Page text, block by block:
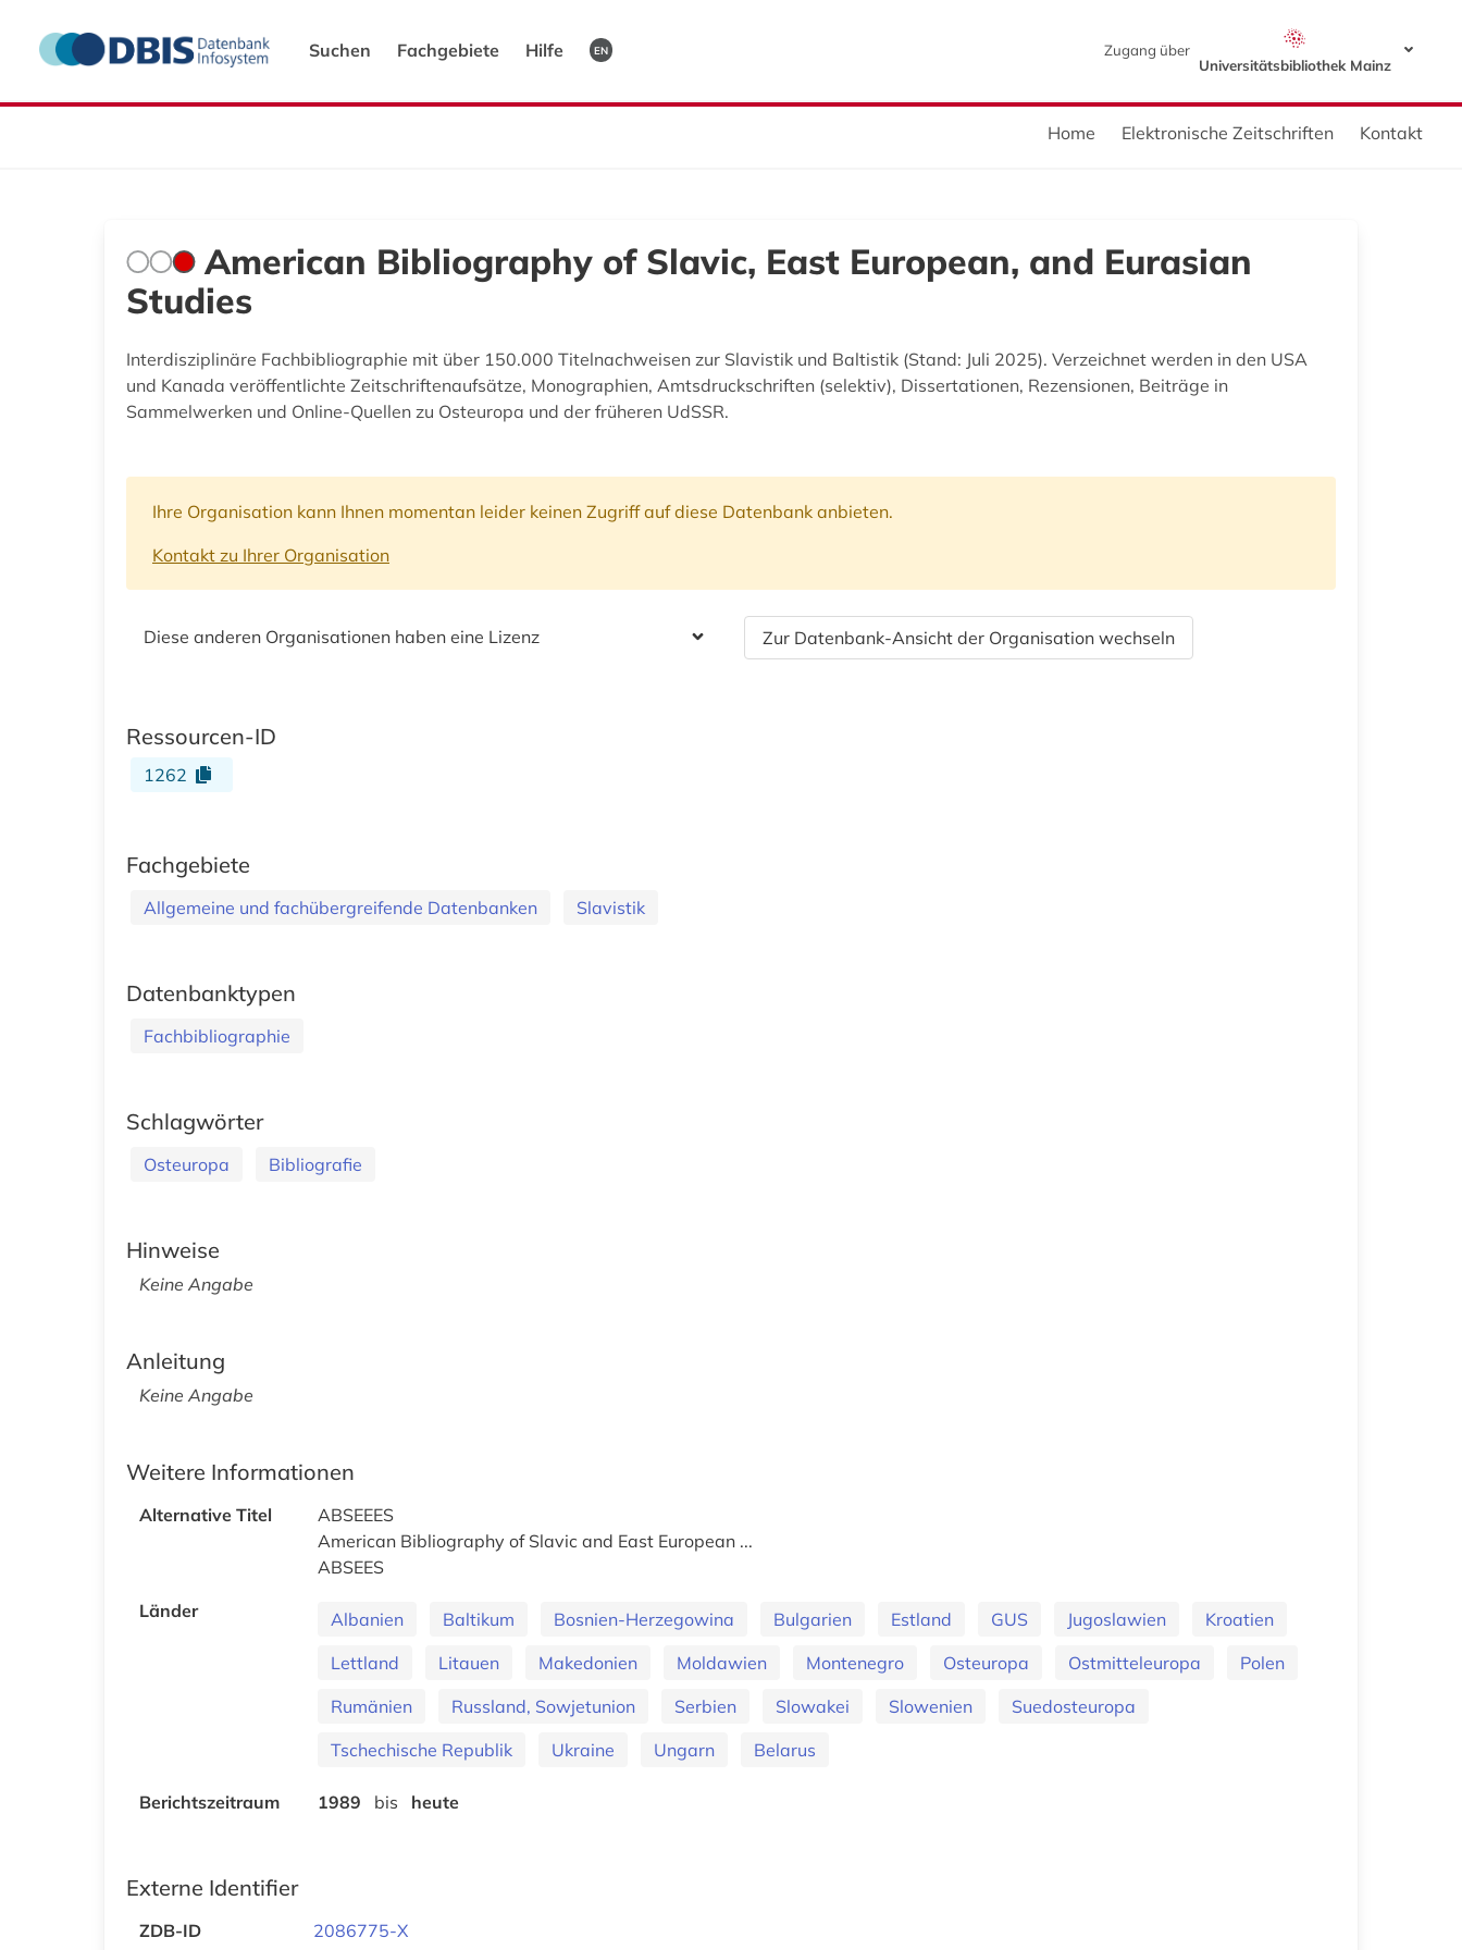
Suchen Fachgebiete Hilfe EN
Zugang über
Universitätsbibliothek Mainz
Home Elektronische Zeitschriften Kontakt
American Bibliography of Slavic, East European, and Eurasian
Studies
Interdisziplinäre Fachbibliographie mit über 150.000 Titelnachweisen zur Slavistik und Baltistik (Stand: Juli 2025). Verzeichnet werden in den USA
und Kanada veröffentlichte Zeitschriftenaufsätze, Monographien, Amtsdruckschriften (selektiv), Dissertationen, Rezensionen, Beiträge in
Sammelwerken und Online-Quellen zu Osteuropa und der früheren UdSSR.
Ihre Organisation kann Ihnen momentan leider keinen Zugriff auf diese Datenbank anbieten.
Kontakt zu Ihrer Organisation
Diese anderen Organisationen haben eine Lizenz Zur Datenbank-Ansicht der Organisation wechseln
Ressourcen-ID
1262
Fachgebiete
Allgemeine und fachübergreifende Datenbanken Slavistik
Datenbanktypen
Fachbibliographie
Schlagwörter
Osteuropa Bibliografie
Hinweise
Keine Angabe
Anleitung
Keine Angabe
Weitere Informationen
Alternative Titel
ABSEEES
American Bibliography of Slavic and East European ...
ABSEES
Länder
Albanien Baltikum Bosnien-Herzegowina Bulgarien Estland GUS Jugoslawien
Kroatien
Lettland
Litauen Makedonien Moldawien Montenegro Osteuropa Ostmitteleuropa
Polen
Rumänien
Russland, Sowjetunion Serbien Slowakei Slowenien
Suedosteuropa
Tschechische Republik
Ukraine Ungarn Belarus
Berichtszeitraum 1989 bis heute
Externe Identifier
ZDB-ID 2086775-X